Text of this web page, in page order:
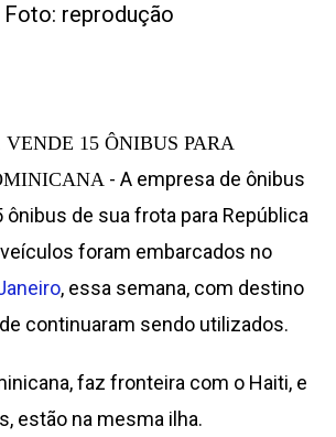
Foto: reprodução
VENDE 15 ÔNIBUS PARA
- A empresa de ônibus
ônibus de sua frota para República
foram embarcados no
, essa semana, com destino
continuaram sendo utilizados.
faz fronteira com o Haiti, e
estão na mesma ilha.